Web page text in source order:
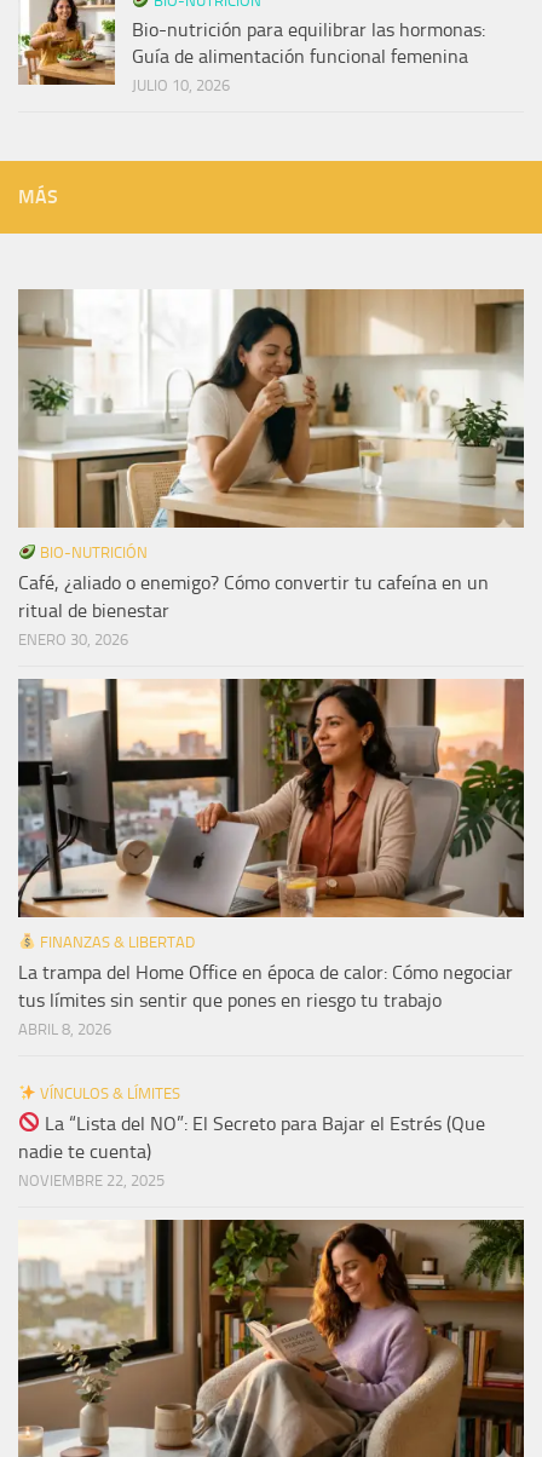
Bio-nutrición para equilibrar las hormonas:
Guía de alimentación funcional femenina
JULIO 10, 2026
MÁS
BIO-NUTRICIÓN
Café, ¿aliado o enemigo? Cómo convertir tu cafeína en un
ritual de bienestar
ENERO 30, 2026
FINANZAS & LIBERTAD
La trampa del Home Office en época de calor: Cómo negociar
tus límites sin sentir que pones en riesgo tu trabajo
ABRIL 8, 2026
VÍNCULOS & LÍMITES
La “Lista del NO”: El Secreto para Bajar el Estrés (Que
nadie te cuenta)
NOVIEMBRE 22, 2025